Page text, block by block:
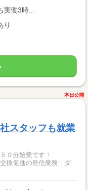
働3時...
り
本日公開
スタッフも就業
５０分始業です！
換促進の発信業務｜ダ